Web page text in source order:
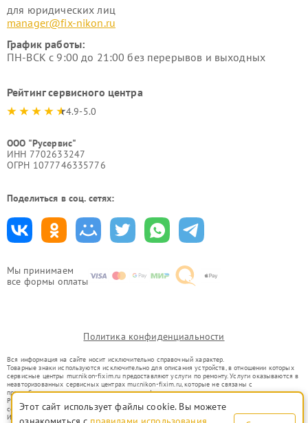
Мы принимаем
все формы оплаты
для юридических лиц
manager@fix-nikon.ru
График работы:
ПН-ВСК с 9:00 до 21:00 без перерывов и выходных
Рейтинг сервисного центра
4.9-5.0
ООО "Русервис"
ИНН 7702633247
ОГРН 1077746335776
Поделиться в соц. сетях:
Политика конфиденциальности
Вся информация на сайте носит исключительно справочный характер.
Товарные знаки используются исключительно для описания устройств, в отношении которых
сервисные центры mur.nikon-fixim.ru предоставляют услуги по ремонту. Услуги оказываются в
неавторизованных сервисных центрах mur.nikon-fixim.ru, которые не связаны с
правообладателями товарных знаков или их официальными представителями.
Ремонт осуществляется для устройств, уже введенных в гражданский оборот в соответствии
со статьей 1487 ГК РФ.
Использование товарных знаков не преследует цели индивидуализации услуг или введения
Этот сайт использует файлы cookie. Вы можете